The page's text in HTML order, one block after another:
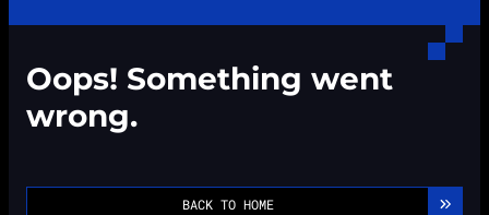
Oops! Something went
wrong.
BACK TO HOME